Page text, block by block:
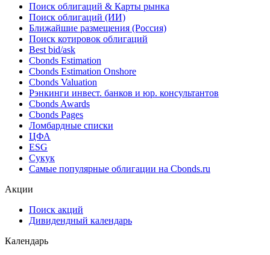
Поиск облигаций & Карты рынка
Поиск облигаций (ИИ)
Ближайшие размещения (Россия)
Поиск котировок облигаций
Best bid/ask
Cbonds Estimation
Cbonds Estimation Onshore
Cbonds Valuation
Рэнкинги инвест. банков и юр. консультантов
Cbonds Awards
Cbonds Pages
Ломбардные списки
ЦФА
ESG
Сукук
Самые популярные облигации на Cbonds.ru
Акции
Поиск акций
Дивидендный календарь
Календарь